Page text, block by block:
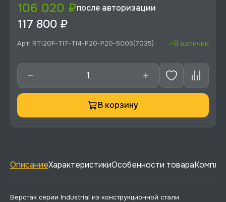
106 020 ₽после авторизации
117 800 ₽
Арт: RTI20F-TI7-TI4-P20-P20-5005(7035) В наличии
В корзину
ОписаниеХарактеристикиОсобенности товара
Верстак серии Industrial из конструкционной стали.